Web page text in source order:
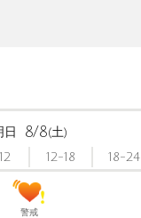
日 8/8(土)
12-18 18-24
警戒